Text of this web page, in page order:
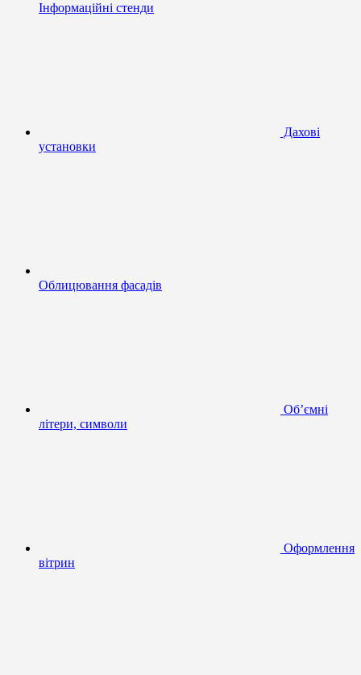
Інформаційні стенди
Дахові
установки
Облицювання фасадів
Об’ємні
літери, символи
Оформлення
вітрин